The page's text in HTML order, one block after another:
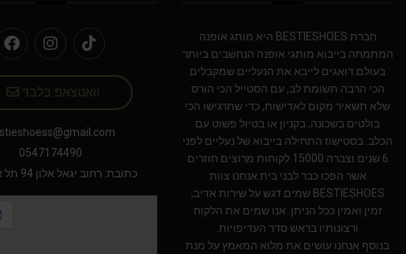
חברת BESTIESHOES היא מותג אופנה
המתמחה בייבוא מותגי אופנה הנחשבים ביותר
בעולם.דואגים לייבא את הנעליים שמקבלים
הכי הרבה תשומת לב, עם הסטייל הכי הורס
שלא תשאיר מקום לאדישות, כדי שתרגישו הכי
בולטים בשכונה, בקניון או בטיול פשוט עם
הכלב. בסטישוז התחילה בייבוא של נעליים לפני
6 שנים וצברה 15000 לקוחות מרוצים חוזרים
אשר הפכו כבר לבני בית.אנחנו צוות
BESTIESHOES שמים דגש על שירות אדיב,
זמין ואמין ככל הניתן. אנו שמים את הלקוח
ורצונותיו בראש סדר העדיפויות.
בנוסף אנחנו עושים את מלוא המאמץ על מנת
וואטצאפ בלבד
0547174490
כתובת: רחוב יגאל אלון 94 תל אביב יפו